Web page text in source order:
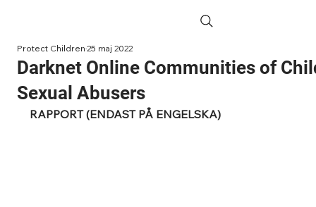
Darknet Online Communities of
Sexual Abusers
Protect Children25 maj 2022
RAPPORT (ENDAST PÅ ENGELSKA)